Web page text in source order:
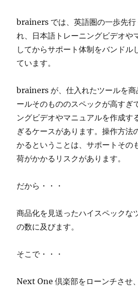
brainers では、英語圏の一歩先行
れ、日本語トレーニングビデオや
してからサポート体制をバンドル
ています。
brainers が、仕入れたツールを商
ールそのもののスペックが高すぎ
ングビデオやマニュアルを作成す
ぎるケースがあります。操作方法
かるということは、サポートその
荷がかかるリスクがあります。
だから・・・
商品化を見送ったハイスペックな
の数に及びます。
そこで・・・
Next One 倶楽部をローンチさせ